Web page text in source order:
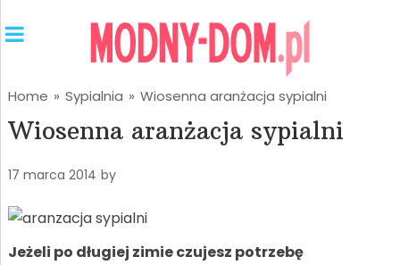
Home » Sypialnia » Wiosenna aranżacja sypialni
Wiosenna aranżacja sypialni
17 marca 2014 by
Jeżeli po długiej zimie czujesz potrzebę